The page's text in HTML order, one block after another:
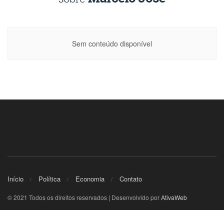
Sem conteúdo disponível
Início Política Economia Contato
© 2021 Todos os direitos reservados | Desenvolvido porAtivaWeb